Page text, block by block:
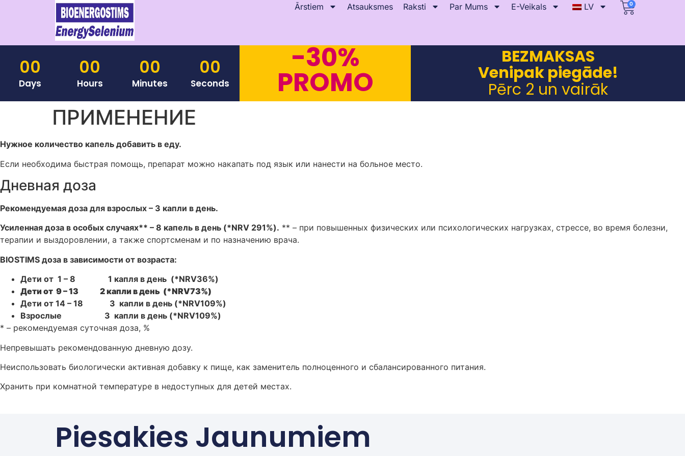
Ārstiem Atsauksmes Raksti Par Mums E-Veikals LV 0
00
Days
00
Hours
00
Minutes
00
Seconds
-30%
PROMO
BEZMAKSAS
Venipak piegāde!
Pērc 2 un vairāk
ПРИМЕНЕНИЕ
Нужное количество капель добавить в еду.
Если необходима быстрая помощь, препарат можно накапать под язык или нанести на больное место.
Дневная доза
Рекомендуемая доза для взрослых – 3 капли в день.
Усиленная доза в особых случаях** – 8 капель в день (*NRV 291%). ** – при повышенных физических или психологических нагрузках, стрессе, во время болезни,
терапии и выздоровлении, а также спортсменам и по назначению врача.
BIOSTIMS доза в зависимости от возраста:
Дети от 1 – 8 1 капля в день (*NRV36%)
Дети от 9 – 13 2 капли в день (*NRV73%)
Дети от 14 – 18 3 капли в день (*NRV109%)
Взрослые 3 капли в день (*NRV109%)
* – рекомендуемая суточная доза, %
Непревышать рекомендованную дневную дозу.
Неиспользовать биологически активная добавку к пище, как заменитель полноценного и сбалансированного питания.
Хранить при комнатной температуре в недоступных для детей местах.
Piesakies Jaunumiem